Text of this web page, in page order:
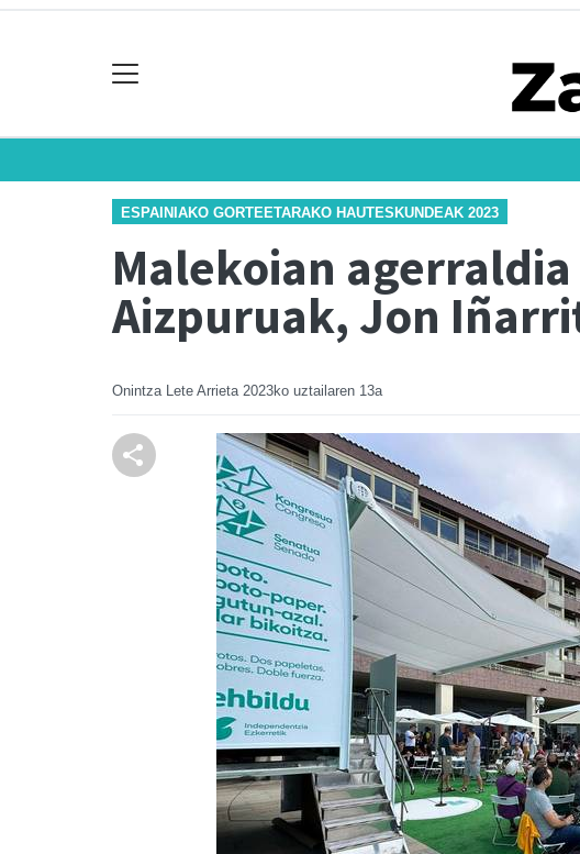
ESPAINIAKO GORTEETARAKO HAUTESKUNDEAK 2023
Malekoian
Aizpuruak, Jon
Onintza Lete Arrieta 2023ko uztailaren 13a